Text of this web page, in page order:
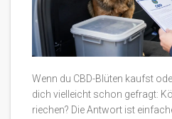
Wenn du CBD-Blüten kaufst
dich vielleicht schon gefragt:
riechen? Die Antwort ist